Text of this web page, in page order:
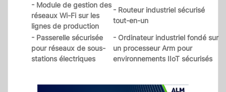
- Module de gestion des
réseaux Wi-Fi sur les
lignes de production
- Routeur industriel sécurisé
tout-en-un
- Passerelle sécurisée
pour réseaux de sous-
stations électriques
- Ordinateur industriel fondé sur
un processeur Arm pour
environnements IIoT sécurisés